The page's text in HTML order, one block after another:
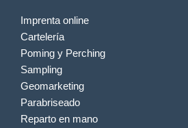
Imprenta online
Cartelería
Poming y Perching
Sampling
Geomarketing
Parabriseado
Reparto en mano